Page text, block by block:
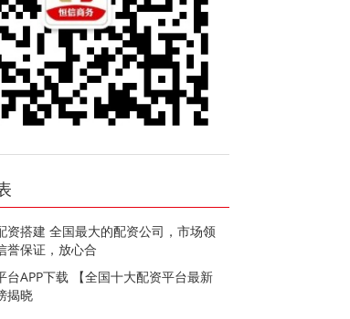
资搭建 全国最大的配资公司，市场领
誉保证，放心合
台APP下载 【全国十大配资平台最新
揭晓